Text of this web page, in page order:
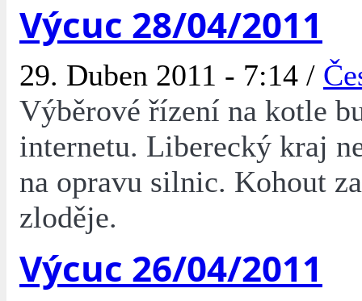
Výcuc 28/04/2011
29. Duben 2011 - 7:14 /
Výběrové řízení na kotle
internetu. Liberecký kraj
na opravu silnic. Kohout
zloděje.
Výcuc 26/04/2011